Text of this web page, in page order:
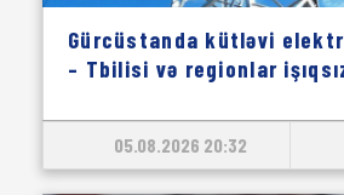
Gürcüstanda kütləvi
– Tbilisi və regionlar
05.08.2026 20:32